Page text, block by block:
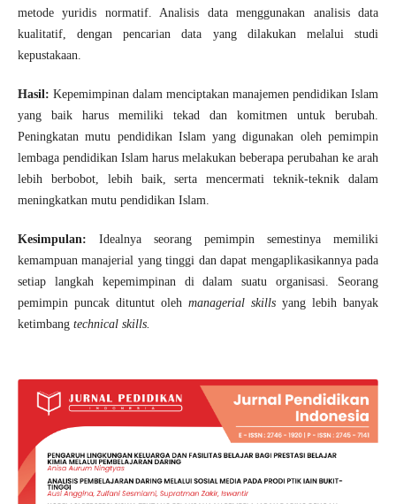
metode yuridis normatif. Analisis data menggunakan analisis data
kualitatif, dengan pencarian data yang dilakukan melalui studi
kepustakaan.
Hasil: Kepemimpinan dalam menciptakan manajemen pendidikan Islam
yang baik harus memiliki tekad dan komitmen untuk berubah.
Peningkatan mutu pendidikan Islam yang digunakan oleh pemimpin
lembaga pendidikan Islam harus melakukan beberapa perubahan ke arah
lebih berbobot, lebih baik, serta mencermati teknik-teknik dalam
meningkatkan mutu pendidikan Islam.
Kesimpulan: Idealnya seorang pemimpin semestinya memiliki
kemampuan manajerial yang tinggi dan dapat mengaplikasikannya pada
setiap langkah kepemimpinan di dalam suatu organisasi. Seorang
pemimpin puncak dituntut oleh managerial skills yang lebih banyak
ketimbang technical skills.